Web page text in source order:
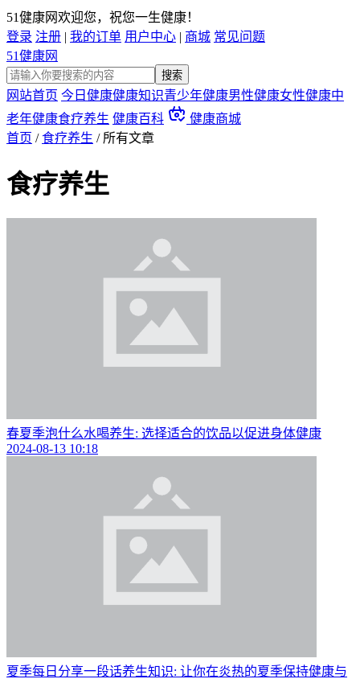
51健康网欢迎您，祝您一生健康！
登录 注册 | 我的订单 用户中心 | 商城 常见问题
51健康网
网站首页 今日健康健康知识青少年健康男性健康女性健康中
老年健康食疗养生 健康百科
健康商城
首页 / 食疗养生 / 所有文章
食疗养生
春夏季泡什么水喝养生: 选择适合的饮品以促进身体健康
2024-08-13 10:18
夏季每日分享一段话养生知识: 让你在炎热的夏季保持健康与